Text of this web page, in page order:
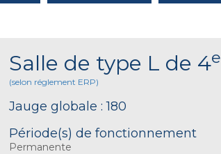
Salle de type L de 4e
(selon réglement ERP)
Jauge globale : 180
Période(s) de fonctionnement
Permanente